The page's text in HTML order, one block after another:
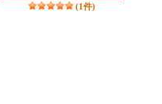
(1件)